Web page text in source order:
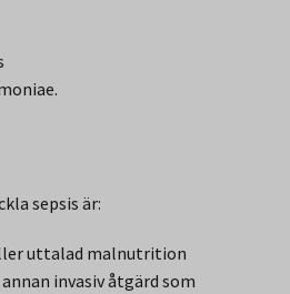
sepsis är:
uttalad malnutrition
invasiv åtgärd som